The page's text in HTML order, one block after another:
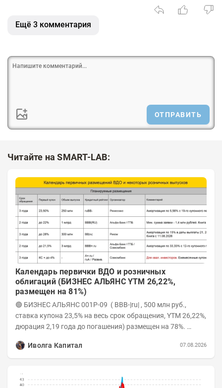
Ещё 3 комментария
ОТПРАВИТЬ
Читайте на SMART-LAB:
Календарь первички ВДО и розничных
облигаций (БИЗНЕС АЛЬЯНС YTM 26,22%,
размещен на 81%)
🟢 БИЗНЕС АЛЬЯНС 001P-09 ( BBB-|ru| , 500 млн руб.,
ставка купона 23,5% на весь срок обращения, YTM 26,22%,
дюрация 2,19 года до погашения) размещен на 78%.
Иволга Капитал
07.08.2026